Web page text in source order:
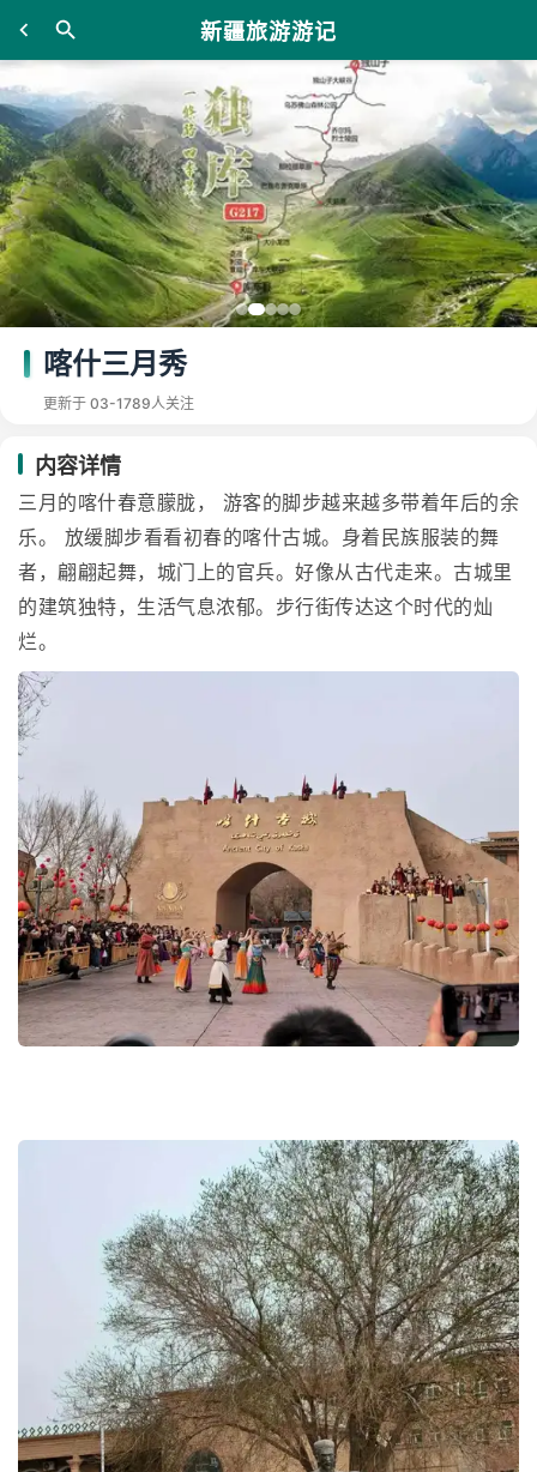
新疆旅游游记
喀什三月秀
更新于 03-1789人关注
内容详情
三月的喀什春意朦胧， 游客的脚步越来越多带着年后的余
乐。 放缓脚步看看初春的喀什古城。身着民族服装的舞
者，翩翩起舞，城门上的官兵。好像从古代走来。古城里
的建筑独特，生活气息浓郁。步行街传达这个时代的灿
烂。